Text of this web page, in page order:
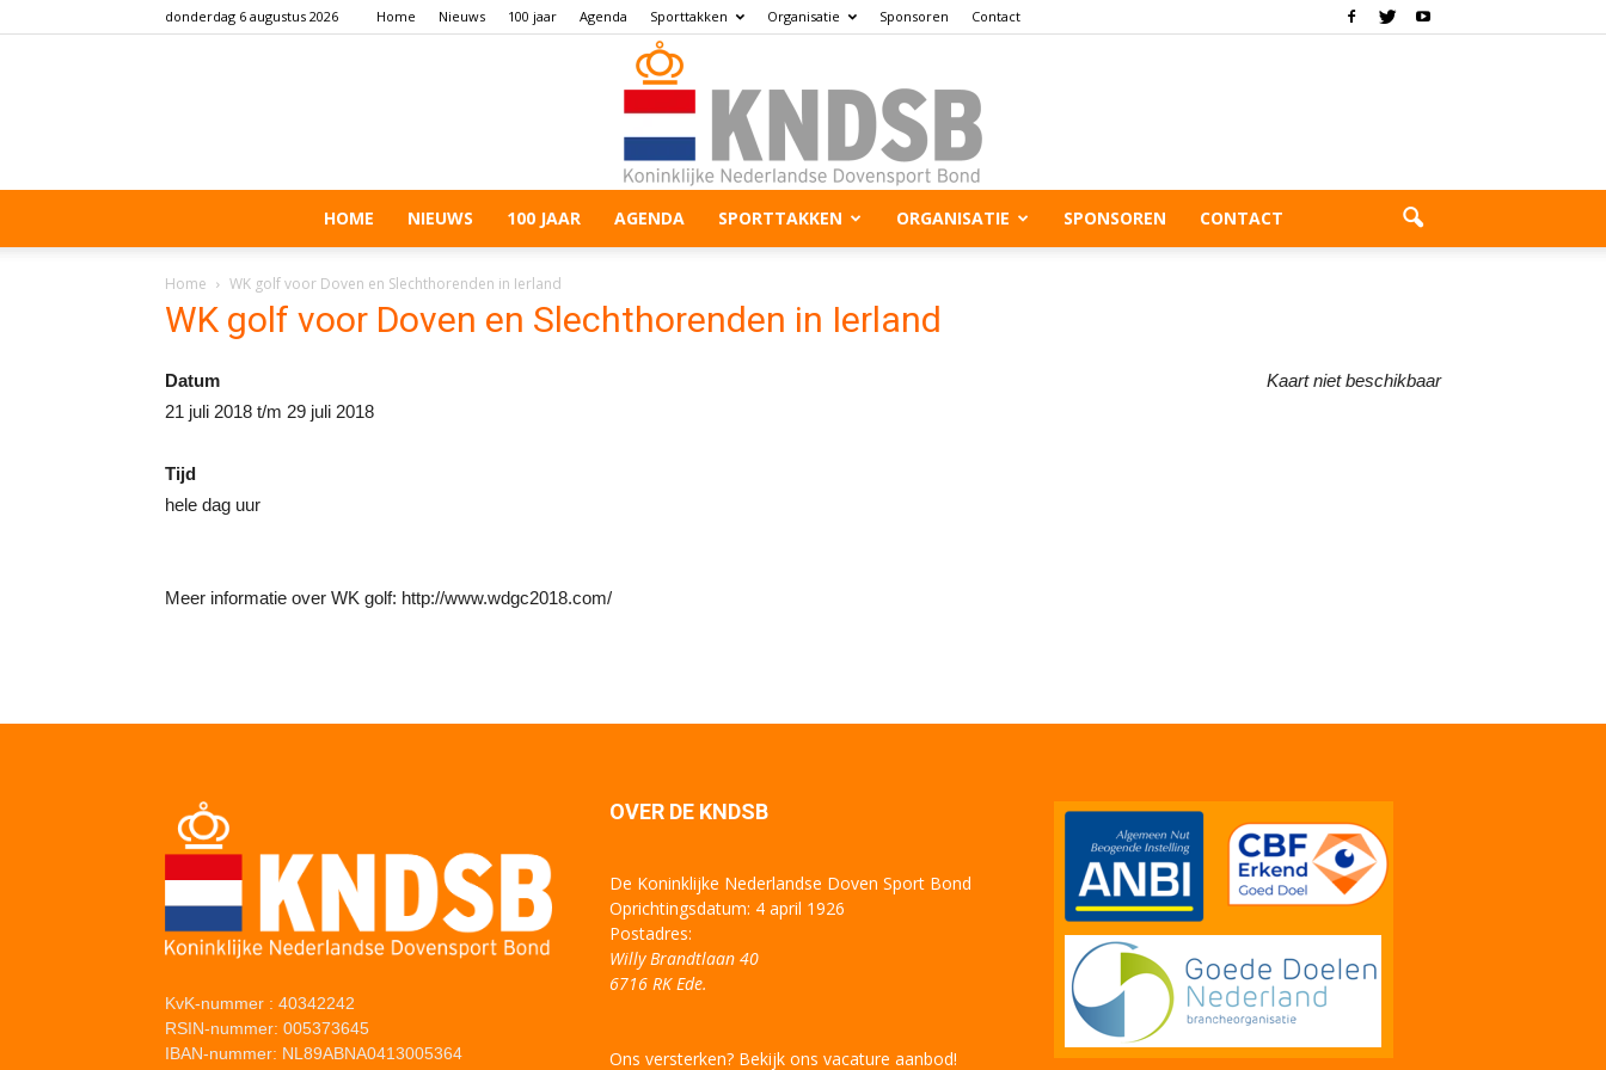
donderdag 6 augustus 2026 Home Nieuws 100 jaar Agenda Sporttakken Organisatie Sponsoren Contact
HOME NIEUWS 100 JAAR AGENDA SPORTTAKKEN ORGANISATIE SPONSOREN CONTACT
Home WK golf voor Doven en Slechthorenden in Ierland
WK golf voor Doven en Slechthorenden in Ierland
Kaart niet beschikbaar
Datum
21 juli 2018 t/m 29 juli 2018
Tijd
hele dag uur
Meer informatie over WK golf: http://www.wdgc2018.com/
KvK-nummer : 40342242
RSIN-nummer: 005373645
IBAN-nummer: NL89ABNA0413005364
OVER DE KNDSB
De Koninklijke Nederlandse Doven Sport Bond
Oprichtingsdatum: 4 april 1926
Postadres:
Willy Brandtlaan 40
6716 RK Ede.
Ons versterken? Bekijk ons vacature aanbod!